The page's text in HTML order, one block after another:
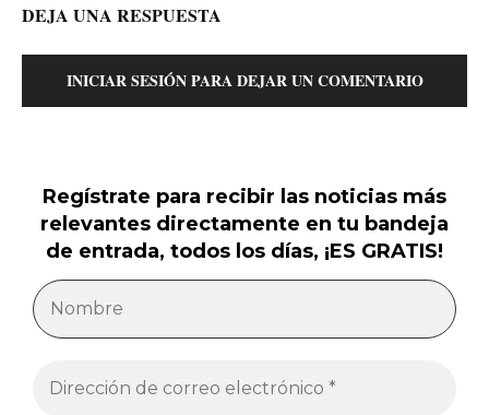
DEJA UNA RESPUESTA
INICIAR SESIÓN PARA DEJAR UN COMENTARIO
Regístrate para recibir las noticias más
relevantes directamente en tu bandeja
de entrada, todos los días, ¡ES GRATIS!